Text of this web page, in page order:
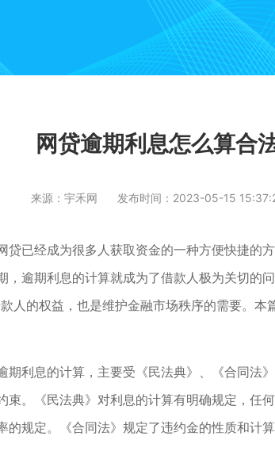
网贷逾期利息怎么算合
来源：宇禾网 发布时间：2023-05-15
贷已经成为很多人获取资金的一种方便快捷的
，逾期利息的计算就成为了借款人极为关切的
人的权益，也是维护金融市场秩序的需要。本
期利息的计算，主要受《民法典》、《合同法
束。《民法典》对利息的计算有明确规定，任
的规定。《合同法》规定了违约金的性质和计